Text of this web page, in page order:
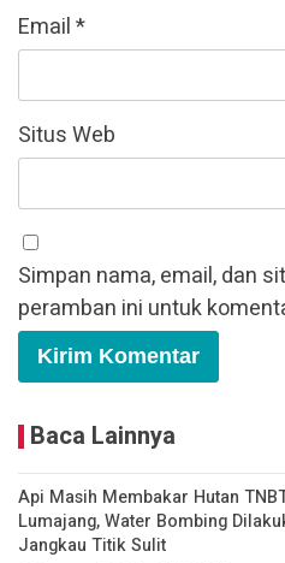
Email*
Situs Web
Simpan nama, email, dan
peramban ini untuk
Baca Lainnya
Api Masih Membakar Hutan
Lumajang, Water Bombing
Jangkau Titik Sulit